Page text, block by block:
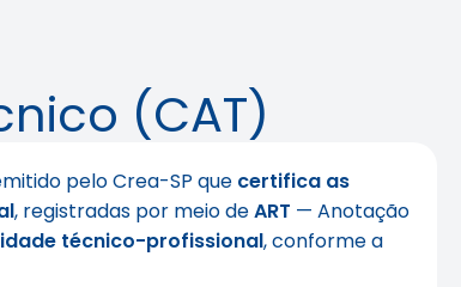
(CAT)
pelo Crea-SP que certifica as
, registradas por meio deART — Anotação
técnico-profissional, conforme a